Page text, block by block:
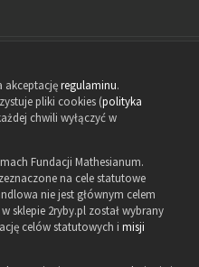
akceptacjęregulaminu.
pliki cookies (polityka
chwili wyłączyć w
Fundacji Mathesianum.
na cele statutowe
nie jest głównym celem
sklepie 2ryby.pl został wybrany
celów statutowych i misji